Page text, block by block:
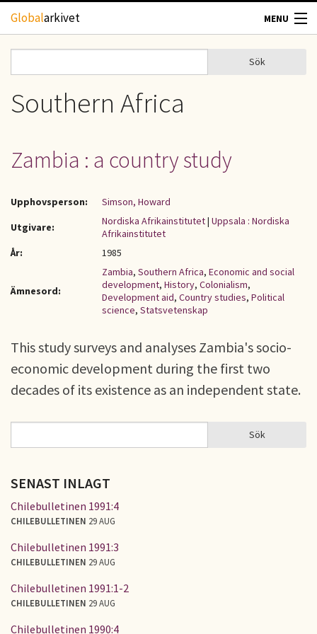
Hoppa till huvudinnehåll
Globalarkivet MENU
TIDSKRIFTER
UPPHOVSRÄTT
OM OSS
Sökformulär
Sök
Southern Africa
Zambia : a country study
Upphovsperson:
Simson, Howard
Utgivare:
Nordiska Afrikainstitutet| Uppsala : Nordiska
Afrikainstitutet
År:
1985
Ämnesord:
Zambia, Southern Africa, Economic and social
development, History, Colonialism,
Development aid, Country studies, Political
science, Statsvetenskap
This study surveys and analyses Zambia's socio-
economic development during the first two
decades of its existence as an independent state.
SÖKFORMULÄR Sök
SENAST INLAGT
Chilebulletinen 1991:4
CHILEBULLETINEN 29 AUG
Chilebulletinen 1991:3
CHILEBULLETINEN 29 AUG
Chilebulletinen 1991:1-2
CHILEBULLETINEN 29 AUG
Chilebulletinen 1990:4